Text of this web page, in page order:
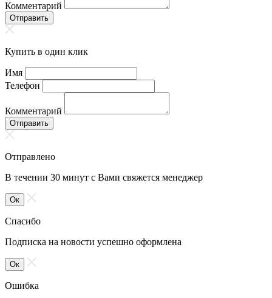
Комментарий
Отправить
Купить в один клик
Имя
Телефон
Комментарий
Отправить
Отправлено
В течении 30 минут с Вами свяжется менеджер
Ок
Спасибо
Подписка на новости успешно оформлена
Ок
Ошибка